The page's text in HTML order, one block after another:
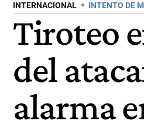
INTERNACIONAL INTENTO DE
Tiroteo
del
alarma